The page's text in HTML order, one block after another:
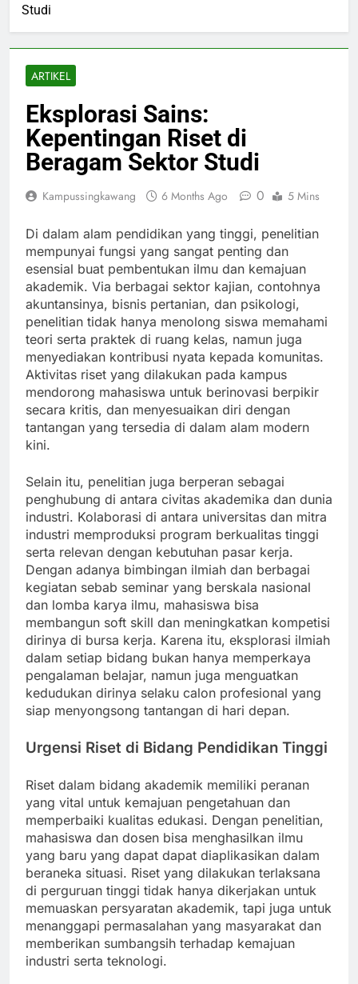
Studi
ARTIKEL
Eksplorasi Sains:
Kepentingan Riset di
Beragam Sektor Studi
Kampussingkawang 6 Months Ago 0 5 Mins
Di dalam alam pendidikan yang tinggi, penelitian
mempunyai fungsi yang sangat penting dan
esensial buat pembentukan ilmu dan kemajuan
akademik. Via berbagai sektor kajian, contohnya
akuntansinya, bisnis pertanian, dan psikologi,
penelitian tidak hanya menolong siswa memahami
teori serta praktek di ruang kelas, namun juga
menyediakan kontribusi nyata kepada komunitas.
Aktivitas riset yang dilakukan pada kampus
mendorong mahasiswa untuk berinovasi berpikir
secara kritis, dan menyesuaikan diri dengan
tantangan yang tersedia di dalam alam modern
kini.
Selain itu, penelitian juga berperan sebagai
penghubung di antara civitas akademika dan dunia
industri. Kolaborasi di antara universitas dan mitra
industri memproduksi program berkualitas tinggi
serta relevan dengan kebutuhan pasar kerja.
Dengan adanya bimbingan ilmiah dan berbagai
kegiatan sebab seminar yang berskala nasional
dan lomba karya ilmu, mahasiswa bisa
membangun soft skill dan meningkatkan kompetisi
dirinya di bursa kerja. Karena itu, eksplorasi ilmiah
dalam setiap bidang bukan hanya memperkaya
pengalaman belajar, namun juga menguatkan
kedudukan dirinya selaku calon profesional yang
siap menyongsong tantangan di hari depan.
Urgensi Riset di Bidang Pendidikan Tinggi
Riset dalam bidang akademik memiliki peranan
yang vital untuk kemajuan pengetahuan dan
memperbaiki kualitas edukasi. Dengan penelitian,
mahasiswa dan dosen bisa menghasilkan ilmu
yang baru yang dapat dapat diaplikasikan dalam
beraneka situasi. Riset yang dilakukan terlaksana
di perguruan tinggi tidak hanya dikerjakan untuk
memuaskan persyaratan akademik, tapi juga untuk
menanggapi permasalahan yang masyarakat dan
memberikan sumbangsih terhadap kemajuan
industri serta teknologi.